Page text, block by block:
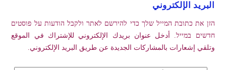
البريد الإلكتروني
הזן את כתובת המייל שלך כדי להירשם לאתר ולקבל הודעות על פוסטים
חדשים במייל. أدخل عنوان بريدك الإلكتروني للإشتراك في الموقع
وتلقي إشعارات بالمشاركات الجديدة عن طريق البريد الإلكتروني.